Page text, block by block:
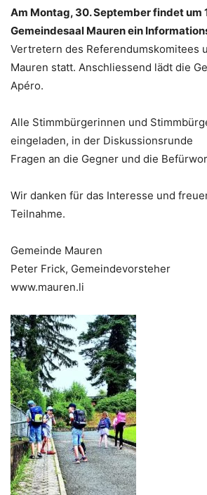
Am Montag, 30. September findet um
Gemeindesaal Mauren ein
Vertretern des Referendumskomitees
Mauren statt. Anschliessend lädt die
Apéro.
Alle Stimmbürgerinnen und
eingeladen, in der Diskussionsrunde
Fragen an die Gegner und die
Wir danken für das Interesse und
Teilnahme.
Gemeinde Mauren
Peter Frick, Gemeindevorsteher
www.mauren.li